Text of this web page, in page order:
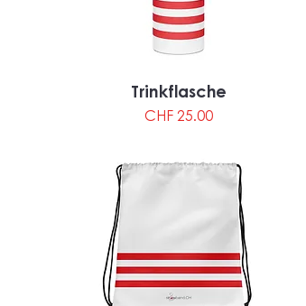
Trinkflasche
Preis
CHF 25.00